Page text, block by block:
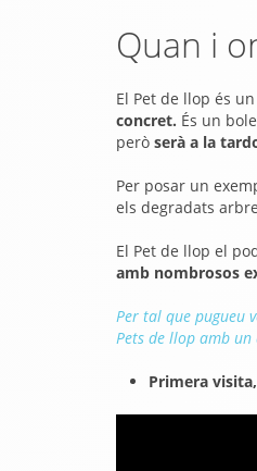
Quan i
El Pet de llop és
concret. És un
però serà a la
Per posar un
els degradats
El Pet de llop el
amb nombrosos
Per tal que pugueu
Pets de llop amb
Primera